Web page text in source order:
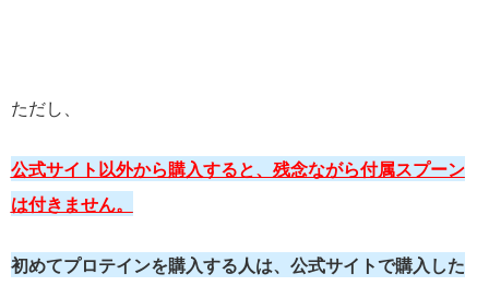
ただし、
公式サイト以外から購入すると、残念ながら付属スプーン
は付きません。
初めてプロテインを購入する人は、公式サイトで購入した